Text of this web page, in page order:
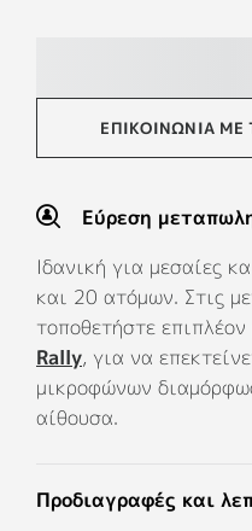
ΕΠΙΚΟΙΝΩΝΊΑ
Εύρεση
Ιδανική για μεσαίες
και 20 ατόμων. Στις
τοποθετήστε επιπλέον
Rally, για να
μικροφώνων
αίθουσα.
Προδιαγραφές και